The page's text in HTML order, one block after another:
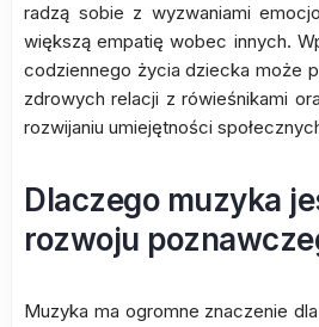
radzą sobie z wyzwaniami
większą empatię wobec innych.
codziennego życia dziecka może
zdrowych relacji z rówieśnikami
rozwijaniu umiejętności
Dlaczego muzyka
rozwoju
Muzyka ma ogromne znaczenie